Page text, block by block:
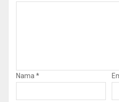
Nama*